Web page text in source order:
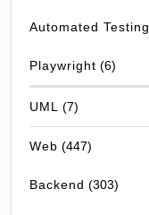
Automated Testing
Playwright (6)
UML (7)
Web (447)
Backend (303)